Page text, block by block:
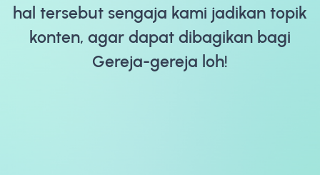
hal tersebut sengaja kami jadikan topik
konten, agar dapat dibagikan bagi
Gereja-gereja loh!